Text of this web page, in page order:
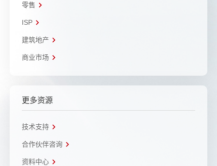
零售
ISP
建筑地产
商业市场
更多资源
技术支持
合作伙伴咨询
资料中心